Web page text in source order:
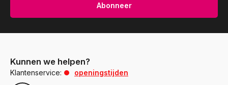
Abonneer
Kunnen we helpen?
Klantenservice:
openingstijden